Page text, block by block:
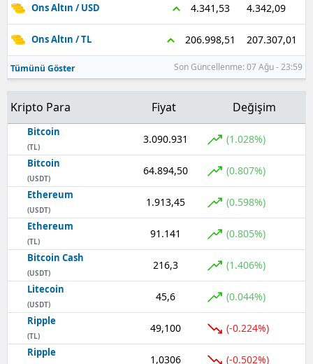
Ons Altın / USD 4.341,53 4.342,09
Ons Altın / TL 206.998,51 207.307,01
Tümünü Göster Son Güncellenme: 07 Ağu - 23:59
Kripto Para Fiyat Değişim
Bitcoin
(TL)
3.090.931 (1.028%)
Bitcoin
(USDT)
64.894,50 (0.807%)
Ethereum
(USDT)
1.913,45 (0.598%)
Ethereum
(TL)
91.141 (0.805%)
Bitcoin Cash
(USDT)
216,3 (1.406%)
Litecoin
(USDT)
45,6 (0.044%)
Ripple
(TL)
49,100 (-0.224%)
Ripple
1,0306 (-0.502%)